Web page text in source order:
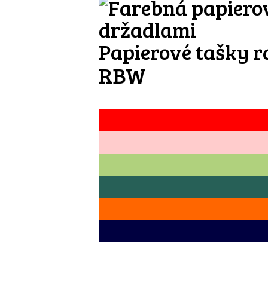
Papierové tašky
RBW